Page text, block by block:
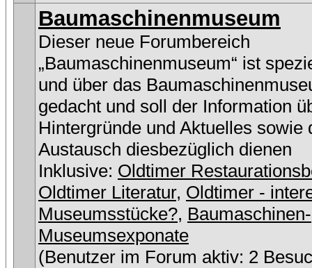
Baumaschinenmuseum
Dieser neue Forumbereich
„Baumaschinenmuseum“ ist
und über das
gedacht und soll der Information
Hintergründe und Aktuelles sowie
Austausch diesbezüglich dienen
Inklusive: Oldtimer
Oldtimer Literatur, Oldtimer -
Museumsstücke?, Baumaschinen-
Museumsexponate
(Benutzer im Forum aktiv: 2